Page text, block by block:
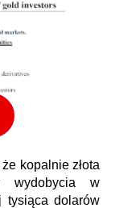
kopalnie złota
wydobycia w
tysiąca dolarów